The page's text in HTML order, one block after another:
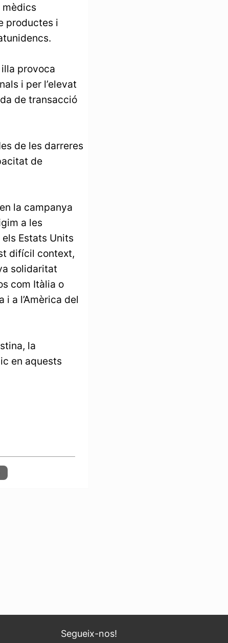
productes i
provoca
i per l’elevat
de transacció
de les darreres
de
la campanya
a les
Estats Units
difícil context,
solidaritat
com Itàlia o
a l’Amèrica del
la
en aquests
Segueix-nos!